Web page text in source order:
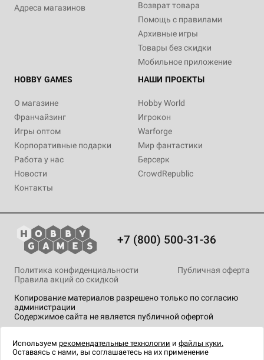
Адреса магазинов
Возврат товара
Помощь с правилами
Архивные игры
Товары без скидки
Мобильное приложение
HOBBY GAMES
О магазине
Франчайзинг
Игры оптом
Корпоративные подарки
Работа у нас
Новости
Контакты
НАШИ ПРОЕКТЫ
Hobby World
Игрокон
Warforge
Мир фантастики
Берсерк
CrowdRepublic
+7 (800) 500-31-36
Копирование материалов разрешено только по согласию
администрации
Содержимое сайта не является публичной офертой
Политика конфиденциальности
Публичная оферта
Правила акций со скидкой
технологии.
Используем рекомендательные технологии и файлы куки.
Оставаясь с нами, вы соглашаетесь на их применение